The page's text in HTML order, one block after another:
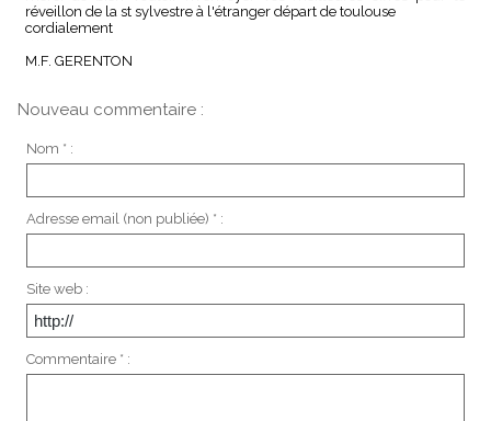
réveillon de la st sylvestre à l'étranger départ de toulouse
cordialement
M.F. GERENTON
Nouveau commentaire :
Nom * :
Adresse email (non publiée) * :
Site web :
Commentaire * :